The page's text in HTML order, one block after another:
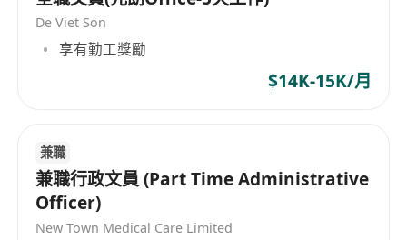
De Viet Son
享有勤工獎勵
$14K-15K/月
兼職
兼職行政文員 (Part Time Administrative
Officer)
New Town Medical Care Limited